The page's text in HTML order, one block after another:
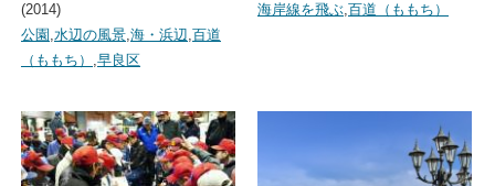
(2014)
公園 ,水辺の風景,海・浜辺,百道
（ももち） ,早良区
海岸線を飛ぶ,百道（ももち）